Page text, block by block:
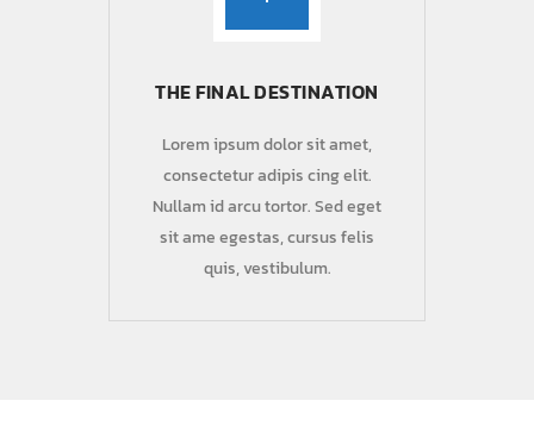
THE FINAL DESTINATION
Lorem ipsum dolor sit amet,
consectetur adipis cing elit.
Nullam id arcu tortor. Sed eget
sit ame egestas, cursus felis
quis, vestibulum.